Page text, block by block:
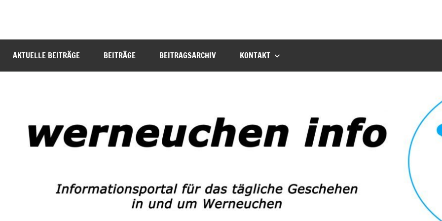
werneuchen
info
für
das
Werneuchen
AKTUELLE BEITRÄGE BEITRÄGE BEITRAGSARCHIV KONTAKT